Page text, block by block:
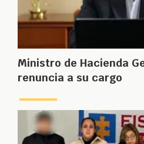
Ministro de Hacienda
renuncia a su cargo